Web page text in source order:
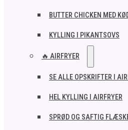
BUTTER CHICKEN MED
KYLLING I PIKANTSOVS
🔥 AIRFRYER
SE ALLE OPSKRIFTER I
HEL KYLLING I AIRFRYER
SPRØD OG SAFTIG